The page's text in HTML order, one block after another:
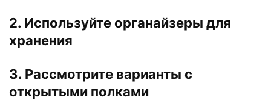
2. Используйте органайзеры для
хранения
3. Рассмотрите варианты с
открытыми полками